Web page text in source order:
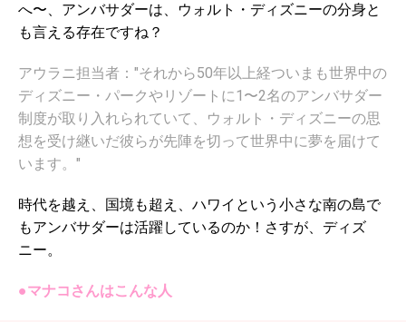
へ〜、アンバサダーは、ウォルト・ディズニーの分身と
も言える存在ですね？
アウラニ担当者： "それから50年以上経ついまも世界中の
ディズニー・パークやリゾートに1〜2名のアンバサダー
制度が取り入れられていて、ウォルト・ディズニーの思
想を受け継いだ彼らが先陣を切って世界中に夢を届けて
います。"
時代を越え、国境も超え、ハワイという小さな南の島で
もアンバサダーは活躍しているのか！さすが、ディズ
ニー。
●マナコさんはこんな人